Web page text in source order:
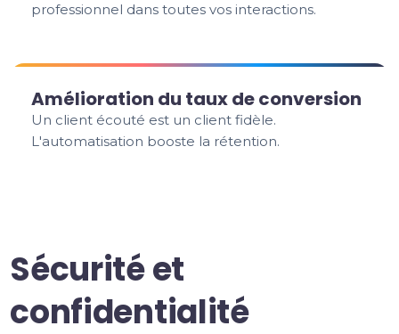
professionnel dans toutes vos interactions.
Amélioration du taux de conversion
Un client écouté est un client fidèle.
L'automatisation booste la rétention.
Sécurité et
confidentialité